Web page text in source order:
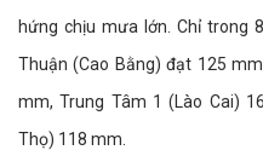
hứng chịu mưa lớn. Chỉ trong
Thuận (Cao Bằng) đạt 125
mm, Trung Tâm 1 (Lào Cai)
Thọ) 118 mm.